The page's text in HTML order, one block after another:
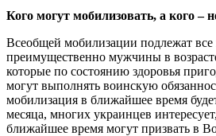
Кого могут мобилизовать, а кого –
Всеобщей мобилизации подлежат
преимущественно мужчины в
которые по состоянию здоровья
могут выполнять воинскую
мобилизация в ближайшее время
месяца, многих украинцев
ближайшее время могут призвать в